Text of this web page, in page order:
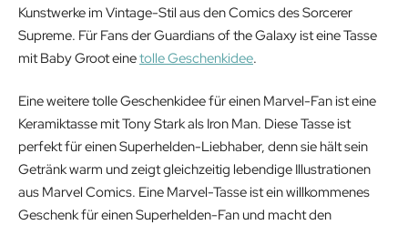
Kunstwerke im Vintage-Stil aus den Comics des Sorcerer
Supreme. Für Fans der Guardians of the Galaxy ist eine Tasse
mit Baby Groot einetolle Geschenkidee.
Eine weitere tolle Geschenkidee für einen Marvel-Fan ist eine
Keramiktasse mit Tony Stark als Iron Man. Diese Tasse ist
perfekt für einen Superhelden-Liebhaber, denn sie hält sein
Getränk warm und zeigt gleichzeitig lebendige Illustrationen
aus Marvel Comics. Eine Marvel-Tasse ist ein willkommenes
Geschenk für einen Superhelden-Fan und macht den